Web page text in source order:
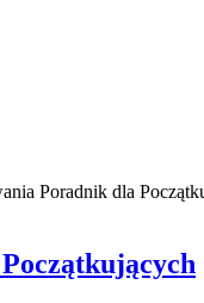
Poradnik dla